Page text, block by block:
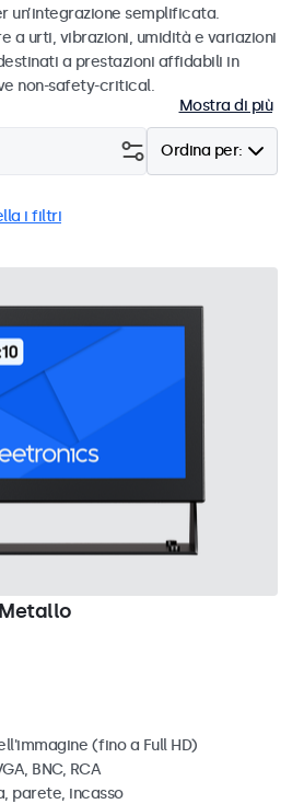
un’integrazione semplificata.
a urti, vibrazioni, umidità e variazioni
a prestazioni affidabili in
non-safety-critical.
Mostra di più
Ordina per:
i filtri
(fino a Full HD)
BNC, RCA
parete, incasso